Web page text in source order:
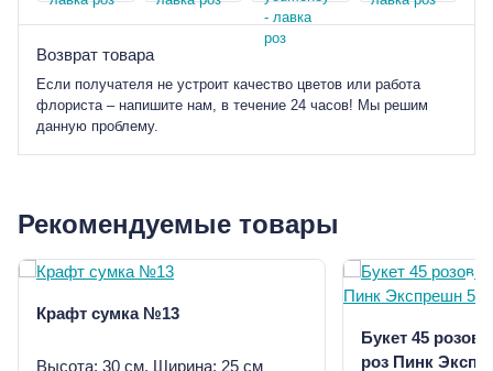
Возврат товара
Если получателя не устроит качество цветов или работа
флориста – напишите нам, в течение 24 часов! Мы решим
данную проблему.
Рекомендуемые товары
Крафт сумка №13
Высота: 30 см, Ширина: 25 см
Букет 45
роз Пинк